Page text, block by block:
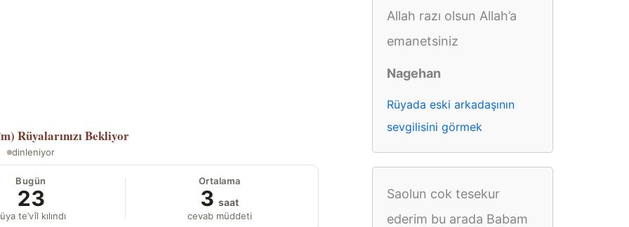
Rüyalarınızı Bekliyor
dinleniyor
Bugün
23
te’vîl kılındı
Ortalama
3 saat
cevab müddeti
Allah razı olsun Allah’a
emanetsiniz
Nagehan
Rüyada eski arkadaşının
sevgilisini görmek
Saolun cok tesekur
ederim bu arada Babam